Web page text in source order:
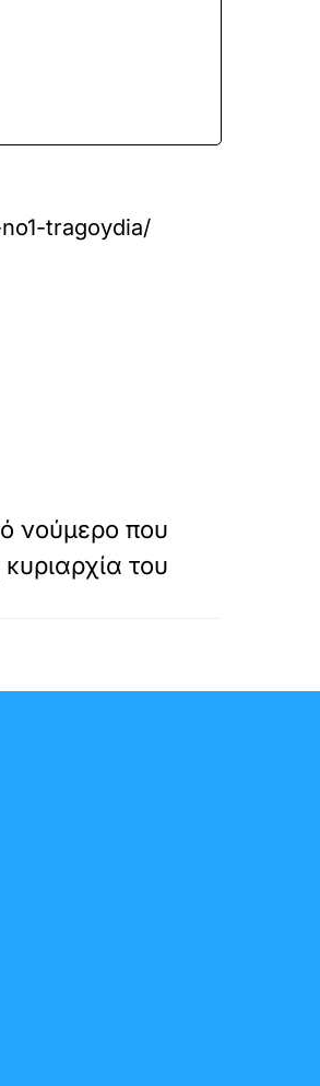
tragoydia/
νούμερο που
του